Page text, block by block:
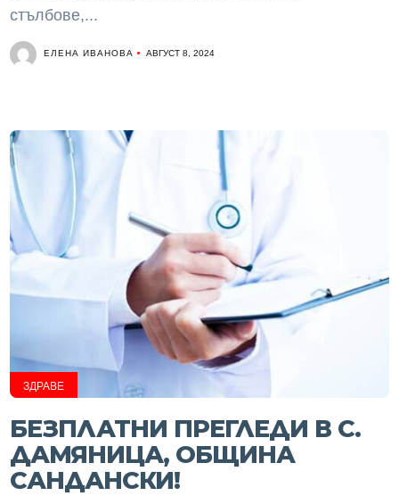
стълбове,...
ЕЛЕНА ИВАНОВА АВГУСТ 8, 2024
ЗДРАВЕ
БЕЗПЛАТНИ ПРЕГЛЕДИ В С.
ДАМЯНИЦА, ОБЩИНА
САНДАНСКИ!